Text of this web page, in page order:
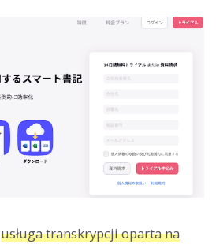
usługa transkrypcji oparta na